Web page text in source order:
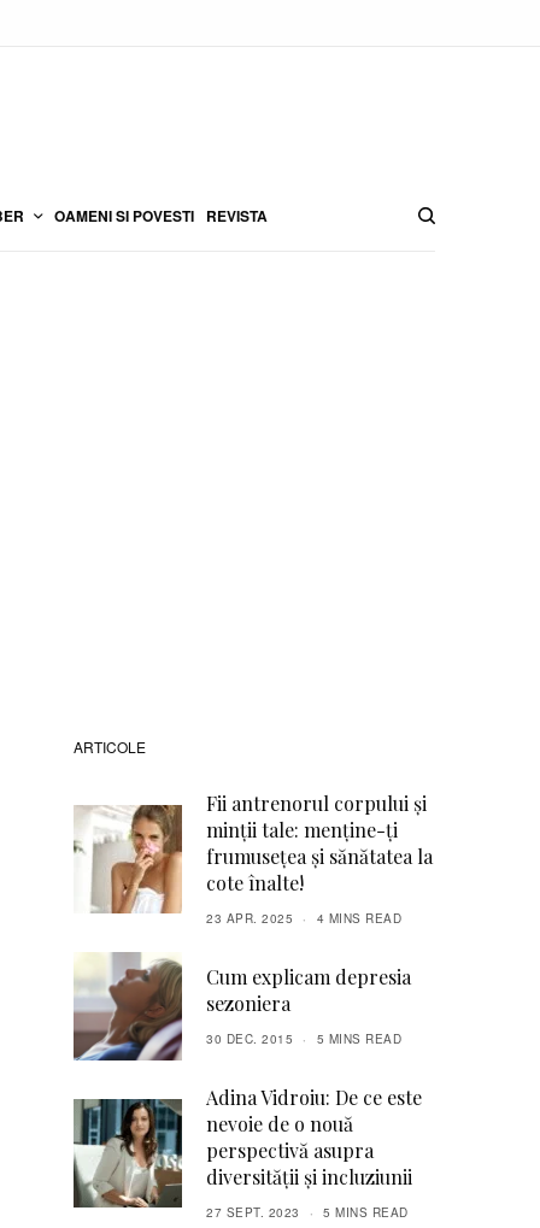
OAMENI SI POVESTI REVISTA
ARTICOLE
Fii antrenorul corpului și
minții tale: menține-ți
frumusețea și sănătatea la
cote înalte!
23 APR. 2025 4 MINS READ
Cum explicam depresia
sezoniera
30 DEC. 2015 5 MINS READ
Adina Vidroiu: De ce este
nevoie de o nouă
perspectivă asupra
diversităţii şi incluziunii
27 SEPT. 2023 5 MINS READ